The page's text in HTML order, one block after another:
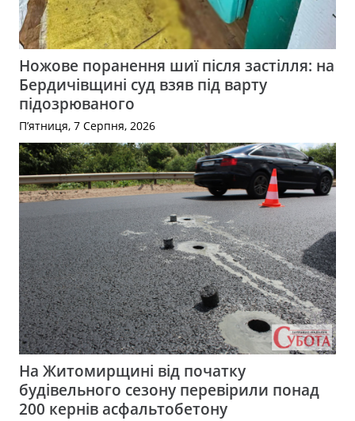
Ножове поранення шиї після застілля: на
Бердичівщині суд взяв під варту
підозрюваного
П’ятниця, 7 Серпня, 2026
На Житомирщині від початку
будівельного сезону перевірили понад
200 кернів асфальтобетону